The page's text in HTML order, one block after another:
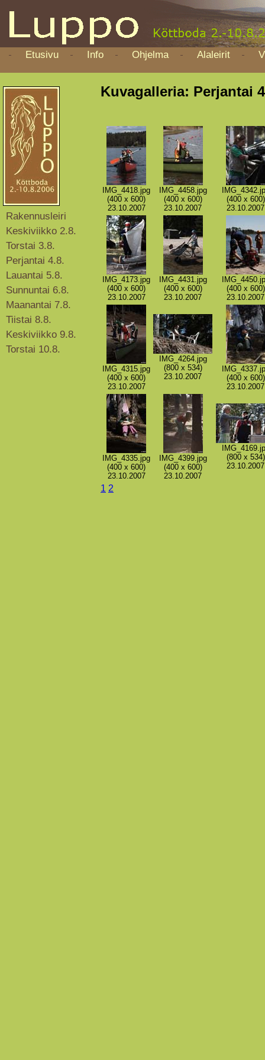
Etusivu Info Ohjelma Alaleirit
Rakennusleiri
Keskiviikko 2.8.
Torstai 3.8.
Perjantai 4.8.
Lauantai 5.8.
Sunnuntai 6.8.
Maanantai 7.8.
Tiistai 8.8.
Keskiviikko 9.8.
Torstai 10.8.
Kuvagalleria: Perjantai
IMG_4418.jpg
(400 x 600)
23.10.2007
IMG_4458.jpg
(400 x 600)
23.10.2007
(400 x 600)
23.10.2007
IMG_4173.jpg
(400 x 600)
23.10.2007
IMG_4431.jpg
(400 x 600)
23.10.2007
(400 x 600)
23.10.2007
IMG_4315.jpg
(400 x 600)
23.10.2007
IMG_4264.jpg
(800 x 534)
23.10.2007
(400 x 600)
23.10.2007
IMG_4335.jpg
(400 x 600)
23.10.2007
IMG_4399.jpg
(400 x 600)
23.10.2007
(800 x 534)
23.10.2007
1 2